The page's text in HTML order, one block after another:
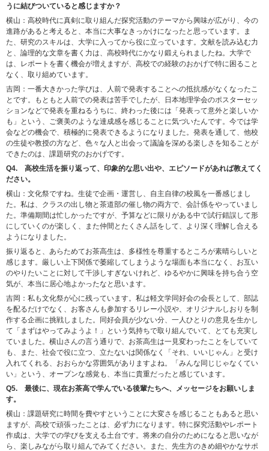
うに結びついていると感じますか？
横山：高校時代に真剣に取り組んだ探究活動のテーマから興味が広がり、今の
進路があると考えると、本当に大事なきっかけになったと思っています。ま
た、研究のスキルは、大学に入ってから役に立っています。文献を読み込む力
と、論理的な文章を書く力は、高校時代にかなり鍛えられましたね。大学で
は、レポートを書く機会が増えますが、高校での経験のおかげで特に困ること
なく、取り組めています。
吉岡：一番大きかった学びは、人前で発表することへの抵抗感がなくなったこ
とです。もともと人前での発表は苦手でしたが、日本地理学会のポスターセッ
ションなどで発表を重ねるうちに、終わった後には「発表って意外と楽しいか
も」という、ご褒美のような達成感を感じることに気づいたんです。今では学
会などの機会で、積極的に発表できるようになりました。発表を通して、他校
の生徒や教授の方など、色々な人と出会って議論を深める楽しさを知ることが
できたのは、課題研究のおかげです。
Q4. 高校生活を振り返って、印象的な思い出や、エピソードがあれば教えてく
ださい。
横山：文化祭ですね。生徒で企画・運営し、自主自律の校風を一番感じまし
た。私は、クラスの出し物と茶道部の催し物の両方で、会計係をやっていまし
た。準備期間は忙しかったですが、予算などに限りがある中で試行錯誤して形
にしていくのが楽しく、また仲間とたくさん話をして、より深く理解し合える
ようになりました。
振り返ると、あらためてお茶高生は、多様性を尊重するところが素晴らしいと
感じます。厳しい上下関係で萎縮してしまうような場面も本当になく、お互い
のやりたいことに対して干渉しすぎないけれど、ゆるやかに興味を持ち合う空
気が、本当に居心地よかったなと思います。
吉岡：私も文化祭が心に残っています。私は軽文学同好会の会長として、部誌
を配るだけでなく、お客さんも参加するリレー小説や、オリジナルしおりを制
作する企画に挑戦しました。同好会員が少ない分、一人ひとりの意見を生かし
て「まずはやってみようよ！」という気持ちで取り組んでいて、とても充実し
ていました。横山さんの言う通りで、お茶高生は一見変わったことをしていて
も、また、社会で役に立つ、立たないは関係なく「それ、いいじゃん」と受け
入れてくれる、おおらかな雰囲気がありますよね。「みんな同じじゃなくてい
い」という、オープンな感覚も、本当に貴重だったと感じています。
Q5. 最後に、現在お茶高で学んでいる後輩たちへ、メッセージをお願いしま
す。
横山：課題研究に時間を費やすということに大変さを感じることもあると思い
ますが、高校で頑張ったことは、必ず力になります。特に探究活動やレポート
作成は、大学での学びを支える土台です。将来の自分のためになると思いなが
ら、楽しみながら取り組んでみてください。また、先生方のきめ細やかなサポ